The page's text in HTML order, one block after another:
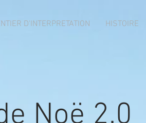
D'INTERPRETATION HISTOIRE